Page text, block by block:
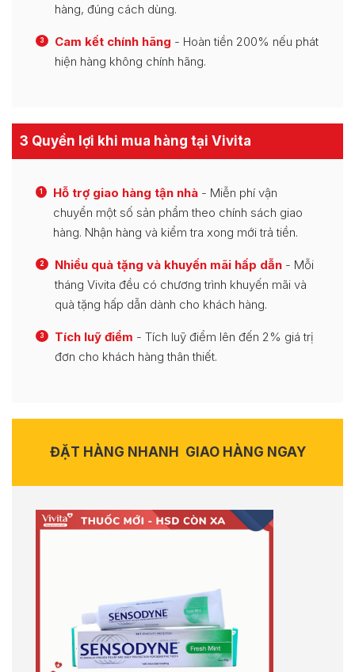
hàng, đúng cách dùng.
3 Cam kết chính hãng - Hoàn tiền 200% nếu phát
hiện hàng không chính hãng.
3 Quyền lợi khi mua hàng tại Vivita
1 Hỗ trợ giao hàng tận nhà - Miễn phí vận
chuyển một số sản phẩm theo chính sách giao
hàng. Nhận hàng và kiểm tra xong mới trả tiền.
2 Nhiều quà tặng và khuyến mãi hấp dẫn - Mỗi
tháng Vivita đều có chương trình khuyến mãi và
quà tặng hấp dẫn dành cho khách hàng.
3 Tích luỹ điểm - Tích luỹ điểm lên đến 2% giá trị
đơn cho khách hàng thân thiết.
ĐẶT HÀNG NHANH GIAO HÀNG NGAY